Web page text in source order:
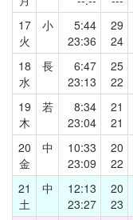
17
火
小
5:44
23:36
29
24
18
水
長
6:47
23:13
25
22
19
木
若
8:34
23:04
21
21
20
金
中
10:33
23:09
20
22
21
土
中
12:13
23:27
20
23